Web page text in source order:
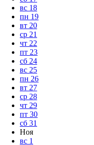
вс 18
пн 19
вт 20
ср 21
чт 22
пт 23
сб 24
вс 25
пн 26
вт 27
ср 28
чт 29
пт 30
сб 31
Ноя
вс 1